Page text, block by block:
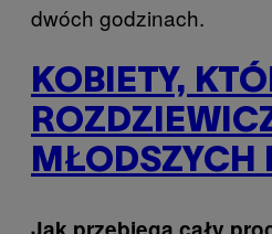
dwóch godzinach.
KOBIETY,
MŁODSZYCH